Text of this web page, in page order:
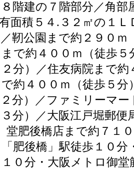
８階建の７階部分／角
面積５４.３２㎡の１
／靭公園まで約２９０
まで約４００ｍ（徒歩
２分）／住友病院まで
で約４００ｍ（徒歩５
２分）／ファミリーマ
３分）／大阪江戸堀郵
堂肥後橋店まで約７１
「肥後橋」駅徒歩１０
１０分・大阪メトロ御